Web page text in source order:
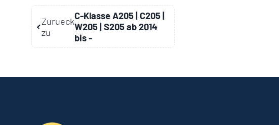
Zurueck
zu
C-Klasse A205 | C205 |
W205 | S205 ab 2014
bis -